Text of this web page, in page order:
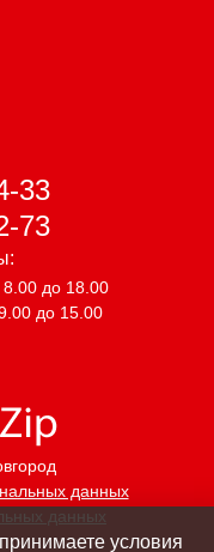
данных
данных
33
73
8.00 до 18.00
до 15.00
условия